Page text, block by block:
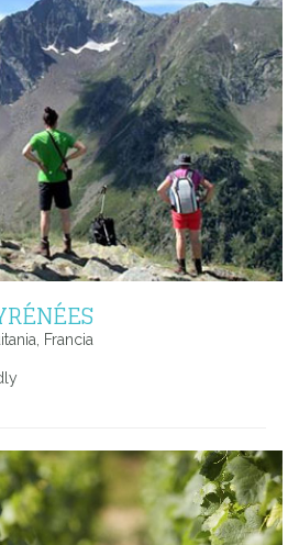
Francia